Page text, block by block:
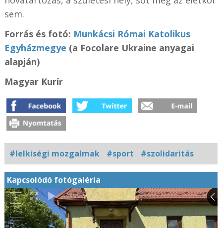
sem.
Forrás és fotó: Munkácsi Római Katolikus
Egyházmegye (a Focolare Ukraine anyagai
alapján)
Magyar Kurír
#lelkiségi mozgalmak #sport #szolidaritás
Kapcsolódó fotógaléria